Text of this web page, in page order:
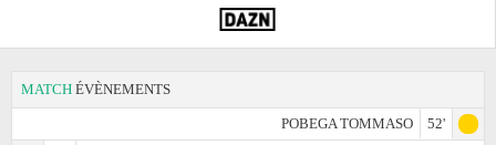
MATCH ÉVÈNEMENTS
POBEGA TOMMASO
52'